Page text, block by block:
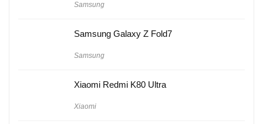
Samsung
Samsung Galaxy Z Fold7
Samsung
Xiaomi Redmi K80 Ultra
Xiaomi